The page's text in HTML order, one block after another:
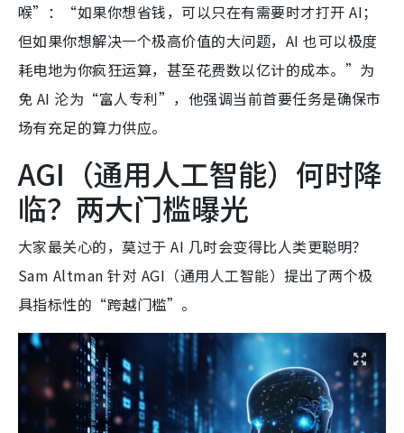
喉”：“如果你想省钱，可以只在有需要时才打开 AI；
但如果你想解决一个极高价值的大问题，AI 也可以极度
耗电地为你疯狂运算，甚至花费数以亿计的成本。”为
免 AI 沦为“富人专利”，他强调当前首要任务是确保市
场有充足的算力供应。
AGI（通用人工智能）何时降
临？两大门槛曝光
大家最关心的，莫过于 AI 几时会变得比人类更聪明？
Sam Altman 针对 AGI（通用人工智能）提出了两个极
具指标性的“跨越门槛”。